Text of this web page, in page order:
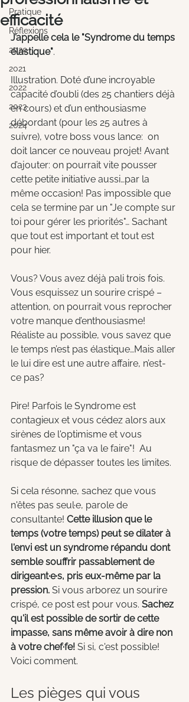
Pratique
Réflexions
2020
2021
2022
2023
2024
efficacité
J’appelle cela le "Syndrome du temps
élastique".
Illustration. Doté d’une incroyable
capacité d’oubli (des 25 chantiers déjà
en cours) et d’un enthousiasme
débordant (pour les 25 autres à
suivre), votre boss vous lance:  on
doit lancer ce nouveau projet! Avant
d’ajouter: on pourrait vite pousser
cette petite initiative aussi…par la
même occasion! Pas impossible que
cela se termine par un "Je compte sur
toi pour gérer les priorités"… Sachant
que tout est important et tout est
pour hier.
Vous? Vous avez déjà pali trois fois.
Vous esquissez un sourire crispé –
attention, on pourrait vous reprocher
votre manque d’enthousiasme!
Réaliste au possible, vous savez que
le temps n’est pas élastique…Mais aller
le lui dire est une autre affaire, n’est-
ce pas?
Pire! Parfois le Syndrome est
contagieux et vous cédez alors aux
sirènes de l'optimisme et vous
fantasmez un "ça va le faire"!  Au
risque de dépasser toutes les limites.
Si cela résonne, sachez que vous
n'êtes pas seul·e, parole de
consultante! Cette illusion que le
temps (votre temps) peut se dilater à
l'envi est un syndrome répandu dont
semble souffrir passablement de
dirigeant·e·s, pris eux-même par la
pression. Si vous arborez un sourire
crispé, ce post est pour vous. Sachez
qu'il est possible de sortir de cette
impasse, sans même avoir à dire non
à votre chef·fe! Si si, c'est possible!
Voici comment.
Les pièges qui vous